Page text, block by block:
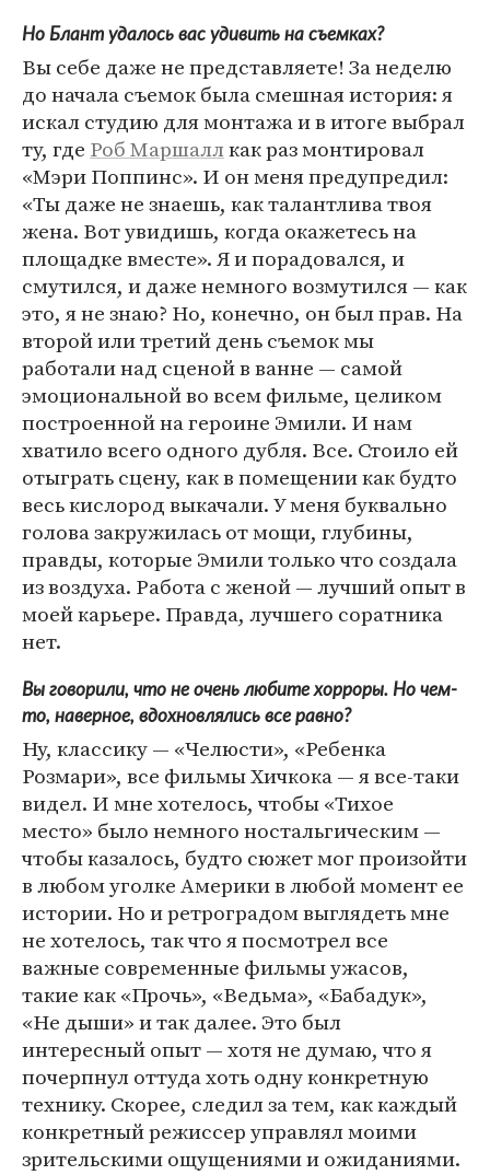
Но Блант удалось вас удивить на съемках?
Вы себе даже не представляете! За неделю
до начала съемок была смешная история: я
искал студию для монтажа и в итоге выбрал
ту, где Роб Маршаллкак раз монтировал
«Мэри Поппинс». И он меня предупредил:
«Ты даже не знаешь, как талантлива твоя
жена. Вот увидишь, когда окажетесь на
площадке вместе». Я и порадовался, и
смутился, и даже немного возмутился — как
это, я не знаю? Но, конечно, он был прав. На
второй или третий день съемок мы
работали над сценой в ванне — самой
эмоциональной во всем фильме, целиком
построенной на героине Эмили. И нам
хватило всего одного дубля. Все. Стоило ей
отыграть сцену, как в помещении как будто
весь кислород выкачали. У меня буквально
голова закружилась от мощи, глубины,
правды, которые Эмили только что создала
из воздуха. Работа с женой — лучший опыт в
моей карьере. Правда, лучшего соратника
нет.
Вы говорили, что не очень любите хорроры. Но чем-
то, наверное, вдохновлялись все равно?
Ну, классику — «Челюсти», «Ребенка
Розмари», все фильмы Хичкока — я все-таки
видел. И мне хотелось, чтобы «Тихое
место» было немного ностальгическим —
чтобы казалось, будто сюжет мог произойти
в любом уголке Америки в любой момент ее
истории. Но и ретроградом выглядеть мне
не хотелось, так что я посмотрел все
важные современные фильмы ужасов,
такие как «Прочь», «Ведьма», «Бабадук»,
«Не дыши» и так далее. Это был
интересный опыт — хотя не думаю, что я
почерпнул оттуда хоть одну конкретную
технику. Скорее, следил за тем, как каждый
конкретный режиссер управлял моими
зрительскими ощущениями и ожиданиями.